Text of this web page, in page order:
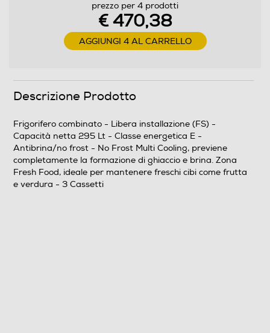
No Frost (Ventilato+Deumidifica)
Sbrinamento congelatore
Posizione vano congelatore
Numero stelle
4 stelle
Cassetti congelatore-num
prezzo per 4 prodotti
€ 470,38
AGGIUNGI 4 AL CARRELLO
Descrizione Prodotto
Frigorifero combinato - Libera installazione (FS) -
Capacità netta 295 Lt - Classe energetica E -
Antibrina/no frost - No Frost Multi Cooling, previene
completamente la formazione di ghiaccio e brina. Zona
Fresh Food, ideale per mantenere freschi cibi come frutta
e verdura - 3 Cassetti